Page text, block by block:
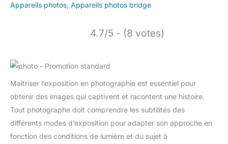
Appareils photos, Appareils photos bridge
4.7/5 - (8 votes)
Maîtriser l’exposition en photographie est essentiel pour
obtenir des images qui captivent et racontent une histoire.
Tout photographe doit comprendre les subtilités des
différents modes d’exposition pour adapter son approche en
fonction des conditions de lumière et du sujet à